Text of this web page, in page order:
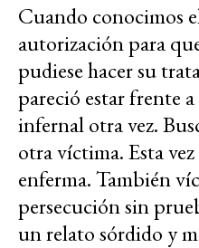
Cuando conocimos
autorización para
pudiese hacer su
pareció estar frente
infernal otra vez.
otra víctima. Esta
enferma. También
persecución sin
un relato sórdido y